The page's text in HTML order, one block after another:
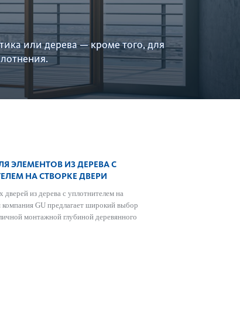
или дерева — кроме того, для
ЭЛЕМЕНТОВ ИЗ ДЕРЕВА С
НА СТВОРКЕ ДВЕРИ
дверей из дерева с уплотнителем на
компания GU предлагает широкий выбор
монтажной глубиной дер­евянного